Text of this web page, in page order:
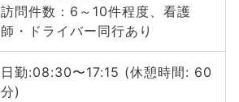
訪問件数：6～10件程度、看護
師・ドライバー同行あり
日勤:08:30〜17:15 (休憩時間: 60
分)